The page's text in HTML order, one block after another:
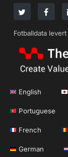
Fotballdata levert
English
Portuguese
French
German